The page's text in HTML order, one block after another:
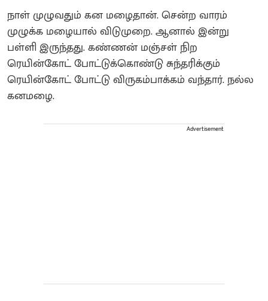
நாள் முழுவதும் கன மழைதான். சென்ற வாரம்
முழுக்க மழையால் விடுமுறை. ஆனால் இன்று
பள்ளி இருந்தது. கண்ணன் மஞ்சள் நிற
ரெயின்கோட் போட்டுக்கொண்டு சுந்தரிக்கும்
ரெயின்கோட் போட்டு விருகம்பாக்கம் வந்தார். நல்ல
கனமழை.
Advertisement